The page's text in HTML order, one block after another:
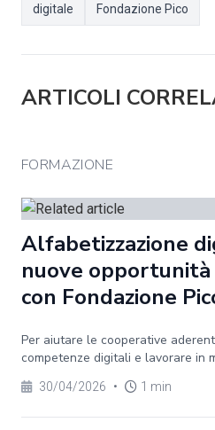
digitale Fondazione Pico
ARTICOLI
FORMAZIONE
Alfabetizzazione
nuove opportunità
con Fondazione
Per aiutare le cooperative
competenze digitali e lavorare in
30/04/2026 • 1 min